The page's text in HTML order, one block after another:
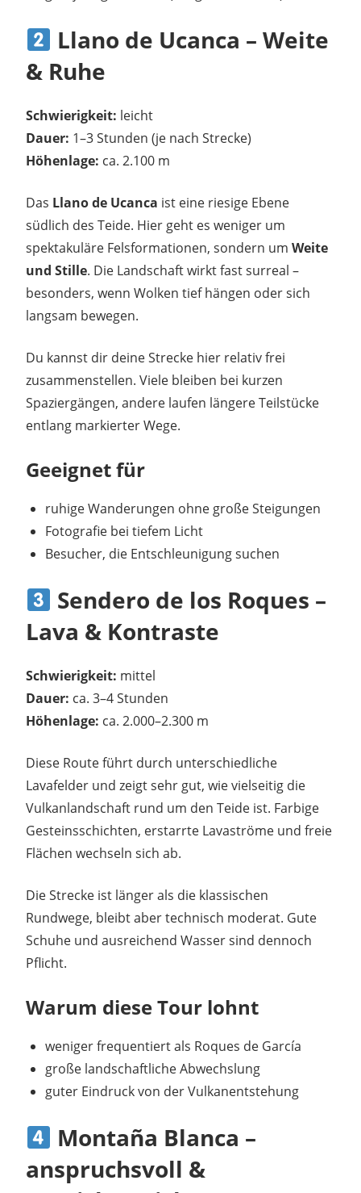
Llano de Ucanca – Weite
& Ruhe
Schwierigkeit: leicht
Dauer: 1–3 Stunden (je nach Strecke)
Höhenlage: ca. 2.100 m
Das Llano de Ucanca ist eine riesige Ebene
südlich des Teide. Hier geht es weniger um
spektakuläre Felsformationen, sondern um Weite
und Stille. Die Landschaft wirkt fast surreal –
besonders, wenn Wolken tief hängen oder sich
langsam bewegen.
Du kannst dir deine Strecke hier relativ frei
zusammenstellen. Viele bleiben bei kurzen
Spaziergängen, andere laufen längere Teilstücke
entlang markierter Wege.
Geeignet für
ruhige Wanderungen ohne große Steigungen
Fotografie bei tiefem Licht
Besucher, die Entschleunigung suchen
Sendero de los Roques –
Lava & Kontraste
Schwierigkeit: mittel
Dauer: ca. 3–4 Stunden
Höhenlage: ca. 2.000–2.300 m
Diese Route führt durch unterschiedliche
Lavafelder und zeigt sehr gut, wie vielseitig die
Vulkanlandschaft rund um den Teide ist. Farbige
Gesteinsschichten, erstarrte Lavaströme und freie
Flächen wechseln sich ab.
Die Strecke ist länger als die klassischen
Rundwege, bleibt aber technisch moderat. Gute
Schuhe und ausreichend Wasser sind dennoch
Pflicht.
Warum diese Tour lohnt
weniger frequentiert als Roques de García
große landschaftliche Abwechslung
guter Eindruck von der Vulkanentstehung
Montaña Blanca –
anspruchsvoll &